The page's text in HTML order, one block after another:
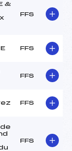
&
FFS
FFS
FFS
FFS
de
FFS